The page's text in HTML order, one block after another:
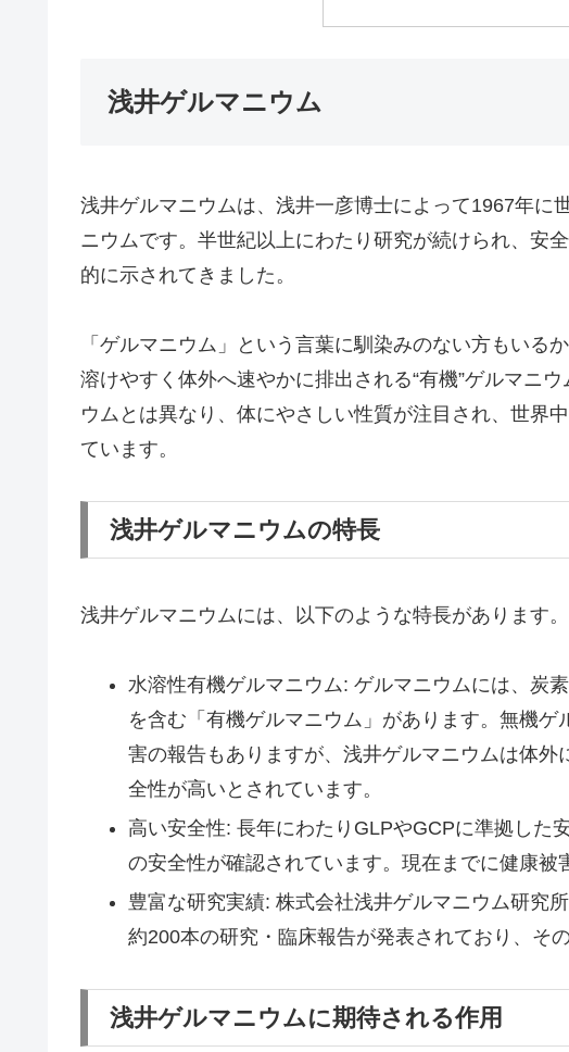
浅井ゲルマニウム
浅井ゲルマニウムは、浅井一彦博士によって1967年に
ニウムです。半世紀以上にわたり研究が続けられ、安
的に示されてきました。
「ゲルマニウム」という言葉に馴染みのない方もいる
溶けやすく体外へ速やかに排出される“有機”ゲルマニ
ウムとは異なり、体にやさしい性質が注目され、世界
ています。
浅井ゲルマニウムの特長
浅井ゲルマニウムには、以下のような特長があります。
水溶性有機ゲルマニウム: ゲルマニウムには、炭
を含む「有機ゲルマニウム」があります。無機
害の報告もありますが、浅井ゲルマニウムは体
全性が高いとされています。
高い安全性: 長年にわたりGLPやGCPに準拠した
の安全性が確認されています。現在までに健康被
豊富な研究実績: 株式会社浅井ゲルマニウム研究
約200本の研究・臨床報告が発表されており、そ
浅井ゲルマニウムに期待される作用